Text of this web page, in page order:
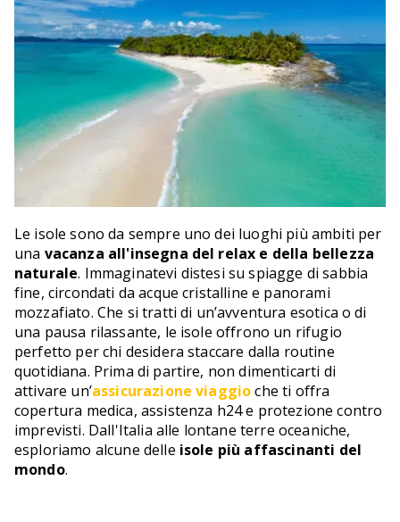
Le isole sono da sempre uno dei luoghi più ambiti per
una vacanza all'insegna del relax e della bellezza
naturale. Immaginatevi distesi su spiagge di sabbia
fine, circondati da acque cristalline e panorami
mozzafiato. Che si tratti di un’avventura esotica o di
una pausa rilassante, le isole offrono un rifugio
perfetto per chi desidera staccare dalla routine
quotidiana. Prima di partire, non dimenticarti di
attivare un’assicurazione viaggioche ti offra
copertura medica, assistenza h24 e protezione contro
imprevisti. Dall'Italia alle lontane terre oceaniche,
esploriamo alcune delle isole più affascinanti del
mondo.